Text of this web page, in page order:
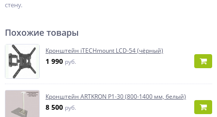
стену.
Похожие товары
Кронштейн iTECHmount LCD-54 (чёрный)
1 990 руб.
Кронштейн ARTKRON P1-30 (800-1400 мм, белый)
8 500 руб.